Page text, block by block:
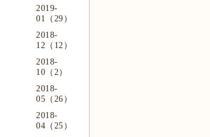
2019-
01（29）
2018-
12（12）
2018-
10（2）
2018-
05（26）
2018-
04（25）